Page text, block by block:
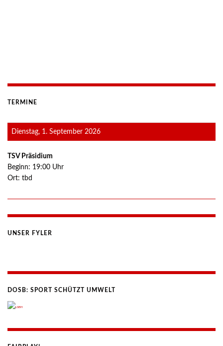
TERMINE
Dienstag, 1. September 2026
TSV Präsidium
Beginn: 19:00 Uhr
Ort: tbd
UNSER FYLER
DOSB: SPORT SCHÜTZT UMWELT